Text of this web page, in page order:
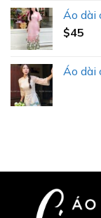
Áo dài
$45
Áo dài